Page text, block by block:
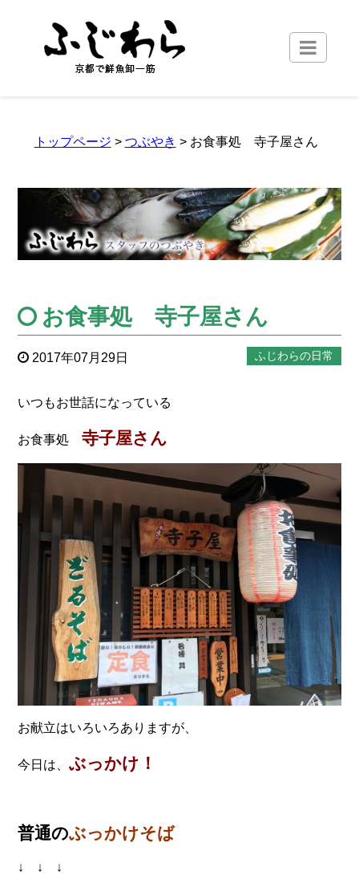
トップページ > つぶやき > お食事処 寺子屋さん
お食事処 寺子屋さん
2017年07月29日 ふじわらの日常
いつもお世話になっている
お食事処寺子屋さん
お献立はいろいろありますが、
今日は、ぶっかけ！
普通のぶっかけそば
↓ ↓ ↓